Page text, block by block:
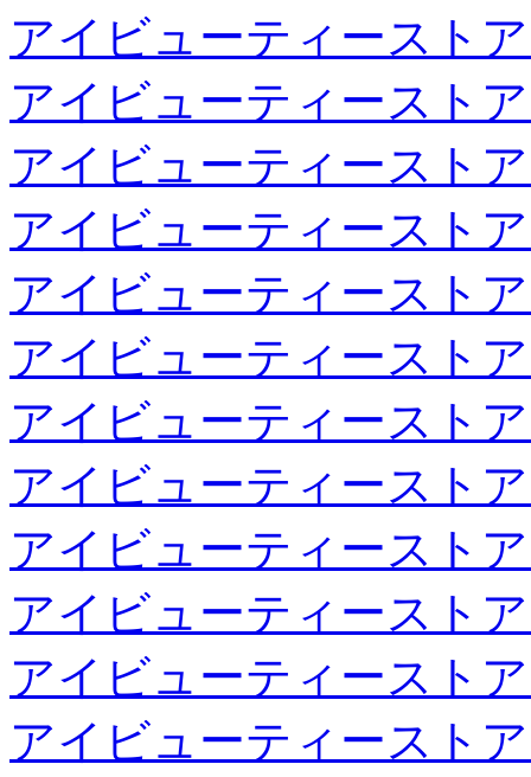
アイビューティースト
アイビューティースト
アイビューティースト
アイビューティースト
アイビューティースト
アイビューティースト
アイビューティースト
アイビューティースト
アイビューティースト
アイビューティースト
アイビューティースト
アイビューティースト